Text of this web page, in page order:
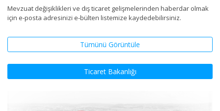
Mevzuat değişiklikleri ve dış ticaret gelişmelerinden haberdar olmak
için e-posta adresinizi e-bülten listemize kaydedebilirsiniz.
Tümünü Görüntüle
Ticaret Bakanlığı